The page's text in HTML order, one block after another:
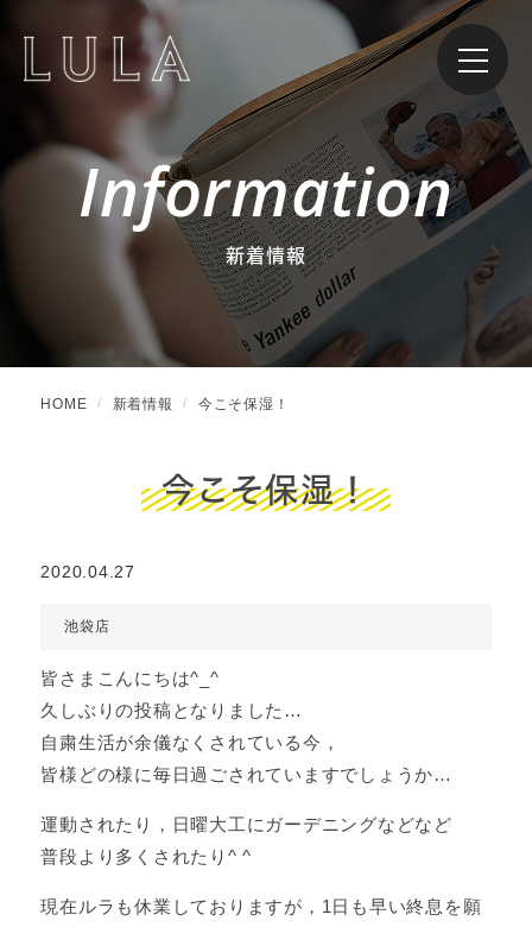
Information
新着情報
HOME 新着情報 今こそ保湿！
今こそ保湿！
2020.04.27
池袋店
皆さまこんにちは^_^
久しぶりの投稿となりました…
自粛生活が余儀なくされている今，
皆様どの様に毎日過ごされていますでしょうか…
運動されたり，日曜大工にガーデニングなどなど
普段より多くされたり^ ^
現在ルラも休業しておりますが，1日も早い終息を願